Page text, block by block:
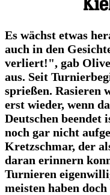
Es wächst etwas
auch in den
verliert!", gab
aus. Seit
sprießen. Rasieren
erst wieder, wenn
Deutschen
noch gar nicht
Kretzschmar, der
daran erinnern
Turnieren
meisten haben